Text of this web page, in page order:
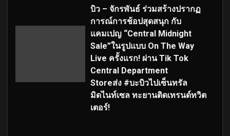
บิว – จักรพันธ์ ร่วมสร้างปรากฏ
การณ์การช้อปสุดสนุก กับ
แคมเปญ “Central Midnight
Sale”ในรูปแบบ On The Way
Live ครั้งแรก! ผ่าน Tik Tok
Central Department
Storeส่ง #บะบิวไปเซ็นทรัล
มิดไนท์เซล ทะยานติดเทรนด์ทวิต
เตอร์!